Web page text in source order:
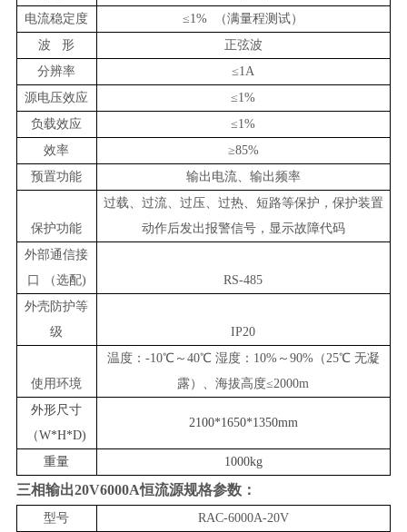
电流稳定度
≤1% （满量程测试）
波 形
正弦波
分辨率
≤1A
源电压效应
≤1%
负载效应
≤1%
效率
≥85%
预置功能
输出电流、输出频率
保护功能
过载、过流、过压、过热、短路等保护，保护装置
动作后发出报警信号，显示故障代码
外部通信接
口 （选配)
RS-485
外壳防护等
级
IP20
使用环境
温度：-10℃～40℃ 湿度：10%～90%（25℃ 无凝
露）、海拔高度≤2000m
外形尺寸
（W*H*D)
2100*1650*1350mm
重量 1000kg
三相输出20V6000A恒流源规格参数：
型号
RAC-6000A-20V